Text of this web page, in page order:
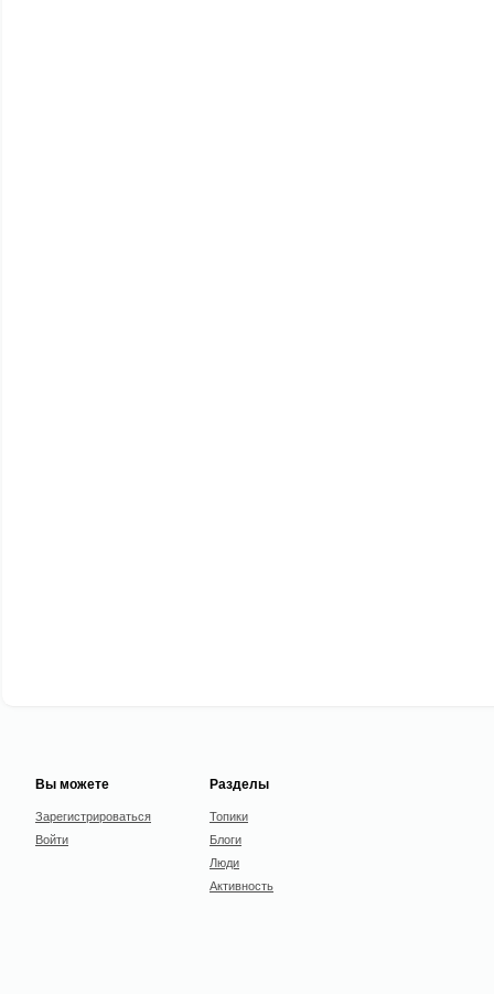
Вы можете
Зарегистрироваться
Войти
Разделы
Топики
Блоги
Люди
Активность